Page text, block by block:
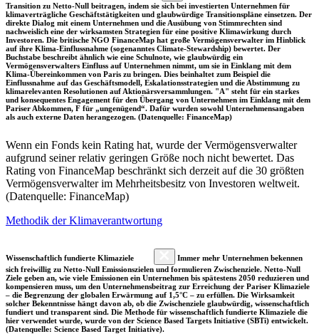
Transition zu Netto-Null beitragen, indem sie sich bei investierten Unternehmen für
klimaverträgliche Geschäftstätigkeiten und glaubwürdige Transitionspläne einsetzen. Der
direkte Dialog mit einem Unternehmen und die Ausübung von Stimmrechten sind
nachweislich eine der wirksamsten Strategien für eine positive Klimawirkung durch
Investoren. Die britische NGO FinanceMap hat große Vermögensverwalter im Hinblick
auf ihre Klima-Einflussnahme (sogenanntes Climate-Stewardship) bewertet. Der
Buchstabe beschreibt ähnlich wie eine Schulnote, wie glaubwürdig ein
Vermögensverwalters Einfluss auf Unternehmen nimmt, um sie in Einklang mit dem
Klima-Übereinkommen von Paris zu bringen. Dies beinhaltet zum Beispiel die
Einflussnahme auf das Geschäftsmodell, Eskalationsstrategien und die Abstimmung zu
klimarelevanten Resolutionen auf Aktionärsversammlungen. "A" steht für ein starkes
und konsequentes Engagement für den Übergang von Unternehmen im Einklang mit dem
Pariser Abkommen, F für „ungenügend“. Dafür wurden sowohl Unternehmensangaben
als auch externe Daten herangezogen. (Datenquelle: FinanceMap)
Wenn ein Fonds kein Rating hat, wurde der Vermögensverwalter
aufgrund seiner relativ geringen Größe noch nicht bewertet. Das
Rating von FinanceMap beschränkt sich derzeit auf die 30 größten
Vermögensverwalter im Mehrheitsbesitz von Investoren weltweit.
(Datenquelle: FinanceMap)
Methodik der Klimaverantwortung
Wissenschaftlich fundierte Klimaziele
Immer mehr Unternehmen bekennen
sich freiwillig zu Netto-Null Emissionszielen und formulieren Zwischenziele. Netto-Null
Ziele geben an, wie viele Emissionen ein Unternehmen bis spätestens 2050 reduzieren und
kompensieren muss, um den Unternehmensbeitrag zur Erreichung der Pariser Klimaziele
– die Begrenzung der globalen Erwärmung auf 1,5°C – zu erfüllen. Die Wirksamkeit
solcher Bekenntnisse hängt davon ab, ob die Zwischenziele glaubwürdig, wissenschaftlich
fundiert und transparent sind. Die Methode für wissenschaftlich fundierte Klimaziele die
hier verwendet wurde, wurde von der Science Based Targets Initiative (SBTi) entwickelt.
(Datenquelle: Science Based Target Initiative).